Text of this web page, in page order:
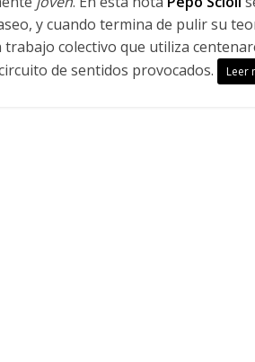
y cuando termina de pulir su
trabajo colectivo que utiliza
de sentidos provocados.
Leer